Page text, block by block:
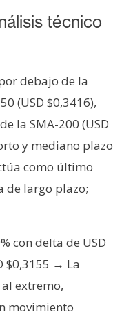
técnico
debajo de la
(USD $0,3416),
la SMA-200 (USD
y mediano plazo
como último
de largo plazo;
con delta de USD
$0,3155 → La
extremo,
movimiento